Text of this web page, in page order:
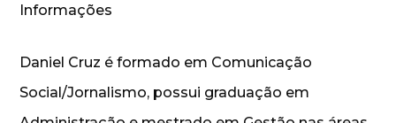
Informações
Daniel Cruz é formado em Comunicação
Social/Jornalismo, possui graduação em